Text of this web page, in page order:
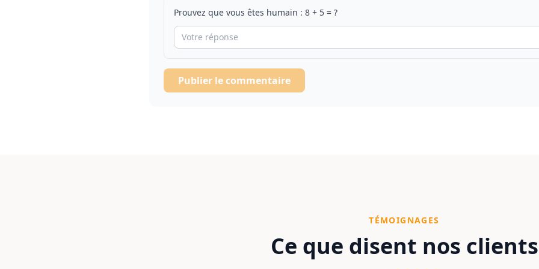
Prouvez que vous êtes humain : 8 + 5 = ?
Publier le commentaire
TÉMOIGNAGES
Ce que disent nos clients